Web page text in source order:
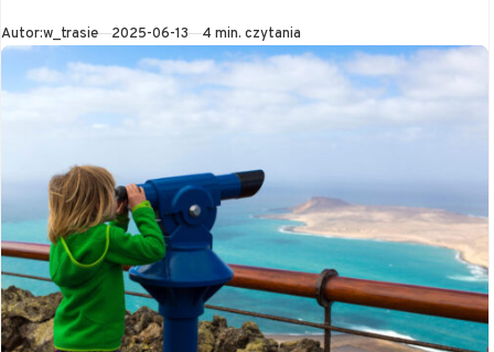
skarbów, może
zaskoczyć niejedną
osobę swoją
Pampy, ośnieżone
szczyty…
Autor:w_trasie Opublikowano
2025-06-13 4 min. czytania